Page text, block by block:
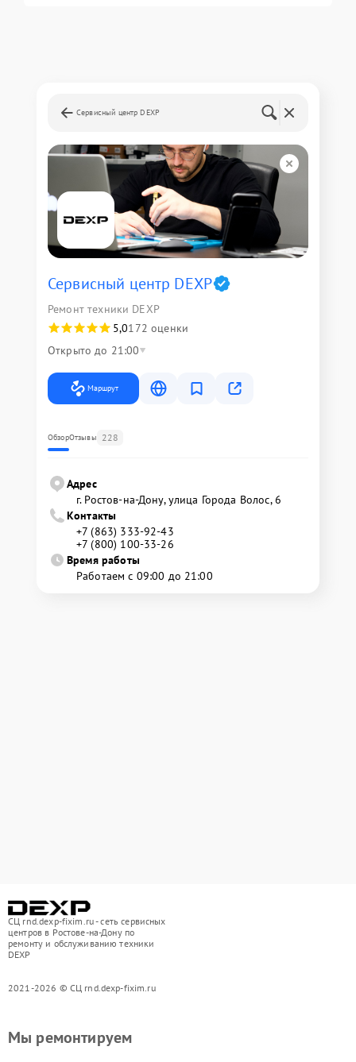
Сервисный центр DEXP
Сервисный центр DEXP
Ремонт техники DEXP
5,0172 оценки
Открыто до 21:00
Маршрут
ОбзорОтзывы 228
Адрес
г. Ростов-на-Дону, улица Города Волос, 6
Контакты
+7 (863) 333-92-43
+7 (800) 100-33-26
Время работы
Работаем с 09:00 до 21:00
СЦ rnd.dexp-fixim.ru - сеть сервисных
центров в Ростове-на-Дону по
ремонту и обслуживанию техники
DEXP
2021-2026 © СЦ rnd.dexp-fixim.ru
Мы ремонтируем